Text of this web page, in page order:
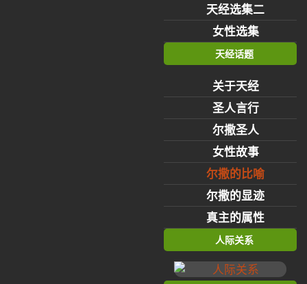
天经选集二
女性选集
天经话题
关于天经
圣人言行
尔撒圣人
女性故事
尔撒的比喻
尔撒的显迹
真主的属性
人际关系